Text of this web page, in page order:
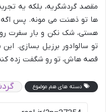
مقصد گردشگریه، بلکه یه
ها تو ذهنت می مونه. پس اگه
هستی، شک نکن و بار سفرت
تو سالوادور برزیل بسازی.
قصه هاش، تو رو شگفت زده
دسته های هم موضوع